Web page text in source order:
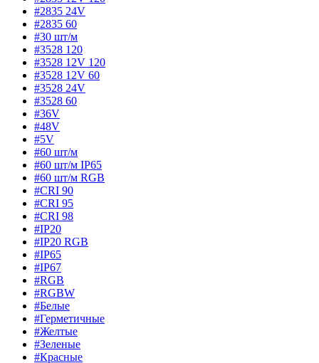
#2835 24V
#2835 60
#30 шт/м
#3528 120
#3528 12V 120
#3528 12V 60
#3528 24V
#3528 60
#36V
#48V
#5V
#60 шт/м
#60 шт/м IP65
#60 шт/м RGB
#CRI 90
#CRI 95
#CRI 98
#IP20
#IP20 RGB
#IP65
#IP67
#RGB
#RGBW
#Белые
#Герметичные
#Желтые
#Зеленые
#Красные